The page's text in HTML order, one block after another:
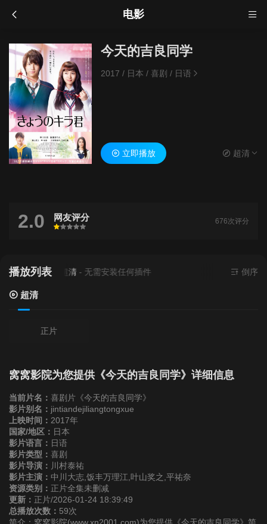
电影
今天的吉良同学
2017 / 日本 / 喜剧/ 日语
立即播放 超清
2.0 网友评分
很差
较差还行推荐力荐
676次评分
播放列表
当前资源来源 超清- 无需安装任何插件 倒序
超清
正片
窝窝影院为您提供《今天的吉良同学》详细信息
当前片名： 喜剧片《今天的吉良同学》
影片别名： jintiandejiliangtongxue
上映时间： 2017年
国家/地区： 日本
影片语言： 日语
影片类型： 喜剧
影片导演：
川村泰祐
影片主演： 中川大志,饭丰万理江,叶山奖之,平祐奈
资源类别： 正片全集未删减
更新： 正片/2026-01-24 18:39:49
总播放次数： 59次